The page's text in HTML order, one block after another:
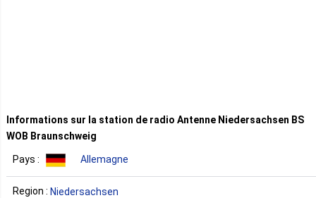
Informations sur la station de radio Antenne Niedersachsen BS
WOB Braunschweig
Pays : Allemagne
Region : Niedersachsen